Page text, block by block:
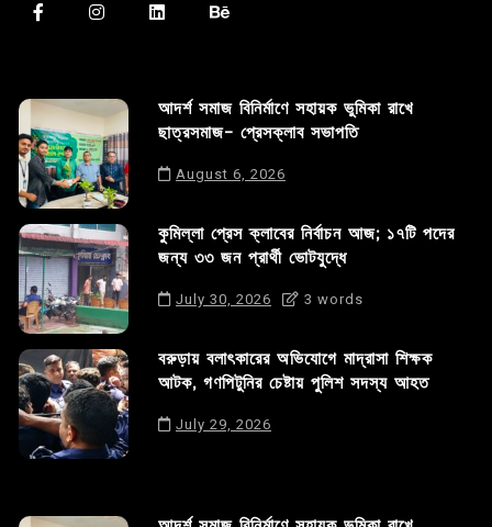
আদর্শ সমাজ বিনির্মাণে সহায়ক ভুমিকা রাখে
ছাত্রসমাজ- প্রেসক্লাব সভাপতি
August 6, 2026
কুমিল্লা প্রেস ক্লাবের নির্বাচন আজ; ১৭টি পদের
জন্য ৩৩ জন প্রার্থী ভোটযুদ্ধে
July 30, 2026 3 words
বরুড়ায় বলাৎকারের অভিযোগে মাদ্রাসা শিক্ষক
আটক, গণপিটুনির চেষ্টায় পুলিশ সদস্য আহত
July 29, 2026